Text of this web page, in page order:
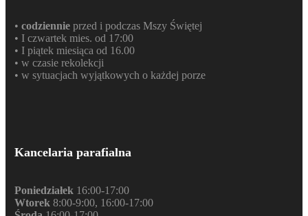
• codziennieprzed i podczas Mszy Świętej
• I czwartek mies. od 17:00
• I piątek miesiąca od 16.00
• w czasie rekolekcji
• w sytuacjach wyjątkowych o każdej porze
Kancelaria parafialna
Poniedziałek 16:00-17:00
Wtorek 8:00-9:00, 16:00-17:00